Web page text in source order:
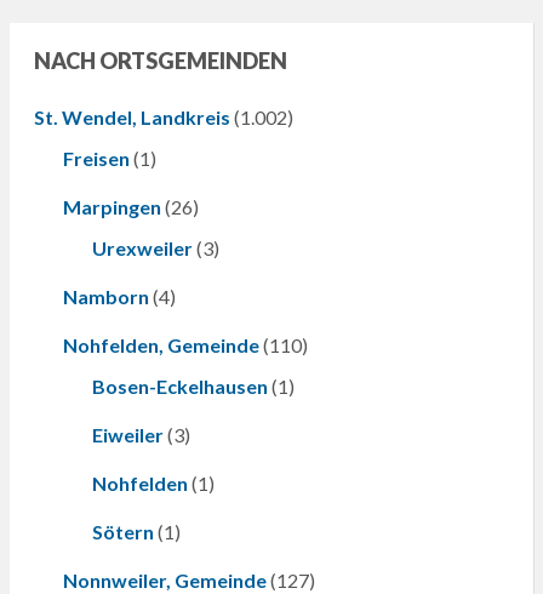
NACH ORTSGEMEINDEN
St. Wendel, Landkreis (1.002)
Freisen (1)
Marpingen (26)
Urexweiler(3)
Namborn (4)
Nohfelden, Gemeinde(110)
Bosen-Eckelhausen (1)
Eiweiler(3)
Nohfelden (1)
Sötern (1)
Nonnweiler, Gemeinde(127)